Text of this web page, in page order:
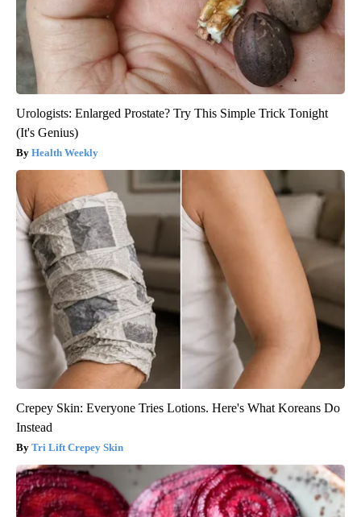
Urologists: Enlarged Prostate? Try This Simple Trick Tonight
(It's Genius)
Health Weekly
Crepey Skin: Everyone Tries Lotions. Here's What Koreans Do
Instead
Tri Lift Crepey Skin